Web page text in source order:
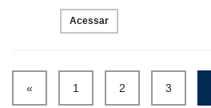
Acessar
« 1 2 3